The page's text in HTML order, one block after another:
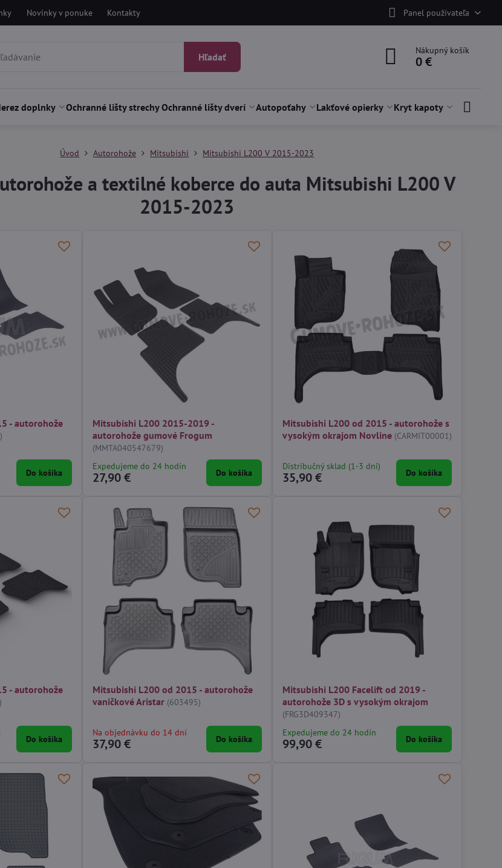
Novinky v ponuke Kontakty Panel používateľa
Hľadať
Nákupný košík
0 €
doplnky Ochranné lišty strechyOchranné lišty dverí Autopoťahy Lakťové opierky Kryt kapoty
Úvod Autorohože Mitsubishi Mitsubishi L200 V 2015-2023
a textilné koberce do auta Mitsubishi L200 V
2015-2023
- autorohože
Do košíka
Mitsubishi L200 2015-2019 -
autorohože gumové Frogum
(MMTA040547679)
Expedujeme do 24 hodín
27,90 € Do košíka
Mitsubishi L200 od 2015 - autorohože s
vysokým okrajom Novline (CARMIT00001)
Distribučný sklad (1-3 dni)
35,90 € Do košíka
- autorohože
Do košíka
Mitsubishi L200 od 2015 - autorohože
vaničkové Aristar (603495)
Na objednávku do 14 dní
37,90 € Do košíka
Mitsubishi L200 Facelift od 2019 -
autorohože 3D s vysokým okrajom
(FRG3D409347)
Expedujeme do 24 hodín
99,90 € Do košíka